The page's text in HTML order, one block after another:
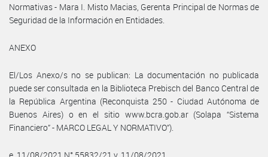
Normativas - Mara I. Misto Macias, Gerenta Principal de Normas de
Seguridad de la Información en Entidades.
ANEXO
El/Los Anexo/s no se publican: La documentación no publicada
puede ser consultada en la Biblioteca Prebisch del Banco Central de
la República Argentina (Reconquista 250 - Ciudad Autónoma de
Buenos Aires) o en el sitio www.bcra.gob.ar (Solapa “Sistema
Financiero” - MARCO LEGAL Y NORMATIVO”).
e. 11/08/2021 N° 55832/21 v. 11/08/2021